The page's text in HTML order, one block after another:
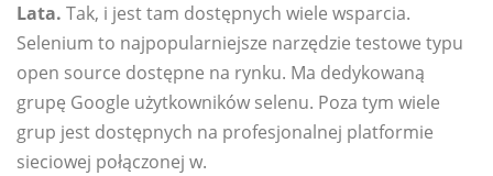
Lata. Tak, i jest tam dostępnych wiele wsparcia.
Selenium to najpopularniejsze narzędzie testowe typu
open source dostępne na rynku. Ma dedykowaną
grupę Google użytkowników selenu. Poza tym wiele
grup jest dostępnych na profesjonalnej platformie
sieciowej połączonej w.